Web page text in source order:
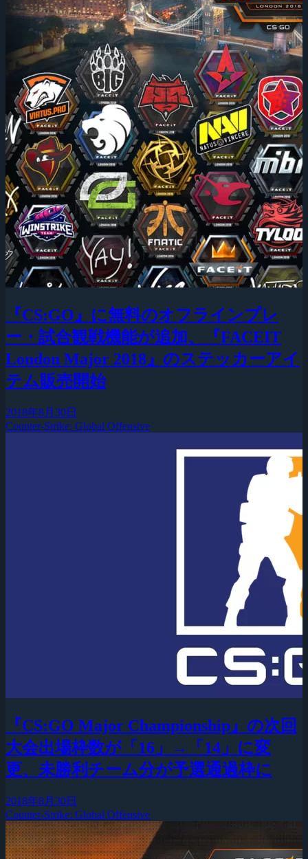
『CS:GO』に無料のオフラインプレ
ー・試合観戦機能が追加、『FACEIT
London Major 2018』のステッカーアイ
テム販売開始
2018年8月30日
Counter-Strike: Global Offensive
『CS:GO Major Championship』の次回
大会出場枠数が「16」→「14」に変
更、未勝利チーム分が予選通過枠に
2018年8月30日
Counter-Strike: Global Offensive